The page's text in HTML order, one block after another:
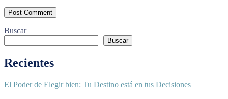
Buscar
Buscar
Recientes
El Poder de Elegir bien: Tu Destino está en tus Decisiones